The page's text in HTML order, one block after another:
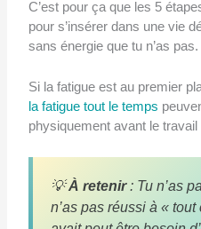
C’est pour ça que les 5
pour s’insérer dans une vie
sans énergie que tu n’as pas.
Si la fatigue est au premier
la fatigue tout le temps
physiquement avant le travail
💡À retenir: Tu n’as
n’as pas réussi à «